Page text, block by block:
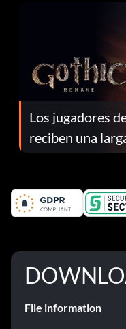
Los jugadores
reciben una
el parche 1.0.4
File information